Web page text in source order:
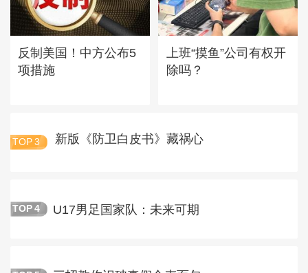
反制美国！中方公布5
项措施
上班“摸鱼”公司有权开
除吗？
TOP 3 新版《防卫白皮书》藏祸心
TOP 4 U17男足国家队：未来可期